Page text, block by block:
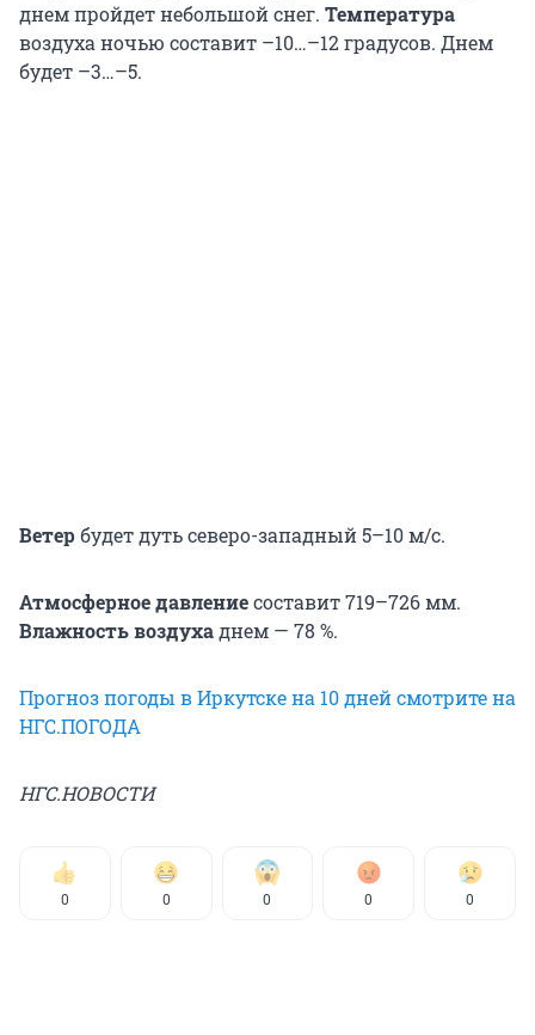
днем пройдет небольшой снег. Температура
воздуха ночью составит –10…–12 градусов. Днем
будет –3…–5.
Ветербудет дуть северо-западный 5–10 м/с.
Атмосферное давлениесоставит 719–726 мм.
Влажность воздухаднем — 78 %.
Прогноз погоды в Иркутске на 10 дней смотрите на
НГС.ПОГОДА
НГС.НОВОСТИ
0 0 0 0 0